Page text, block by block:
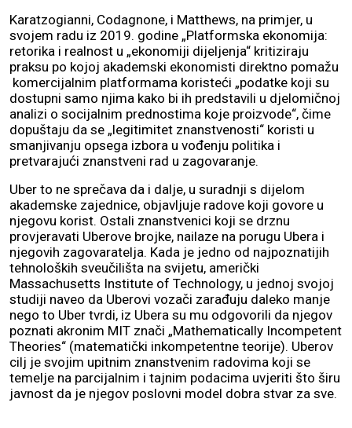
Karatzogianni, Codagnone, i Matthews, na primjer, u
svojem radu iz 2019. godine „Platformska ekonomija:
retorika i realnost u „ekonomiji dijeljenja“ kritiziraju
praksu po kojoj akademski ekonomisti direktno pomažu
komercijalnim platformama koristeći „podatke koji su
dostupni samo njima kako bi ih predstavili u djelomičnoj
analizi o socijalnim prednostima koje proizvode“, čime
dopuštaju da se „legitimitet znanstvenosti“ koristi u
smanjivanju opsega izbora u vođenju politika i
pretvarajući znanstveni rad u zagovaranje.
Uber to ne sprečava da i dalje, u suradnji s dijelom
akademske zajednice, objavljuje radove koji govore u
njegovu korist. Ostali znanstvenici koji se drznu
provjeravati Uberove brojke, nailaze na porugu Ubera i
njegovih zagovaratelja. Kada je jedno od najpoznatijih
tehnoloških sveučilišta na svijetu, američki
Massachusetts Institute of Technology, u jednoj svojoj
studiji naveo da Uberovi vozači zarađuju daleko manje
nego to Uber tvrdi, iz Ubera su mu odgovorili da njegov
poznati akronim MIT znači „Mathematically Incompetent
Theories“ (matematički inkompetentne teorije). Uberov
cilj je svojim upitnim znanstvenim radovima koji se
temelje na parcijalnim i tajnim podacima uvjeriti što širu
javnost da je njegov poslovni model dobra stvar za sve.